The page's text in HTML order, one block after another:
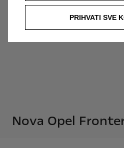
Edition 1.2 Turbo Star/Stop Hybrid.
Podaci su informativni. AW OPL
Nova Opel
PRIHVATI SVE